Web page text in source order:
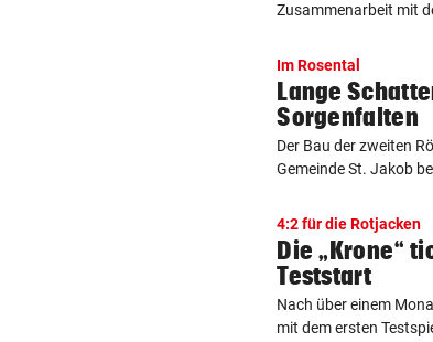
Zusammenarbeit mit
Im Rosental
Lange
Sorgenfalten
Der Bau der zweiten
Gemeinde St. Jakob
4:2 für die Rotjacken
Die „Krone“
Teststart
Nach über einem
mit dem ersten